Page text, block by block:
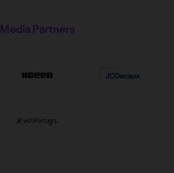
Media Partners